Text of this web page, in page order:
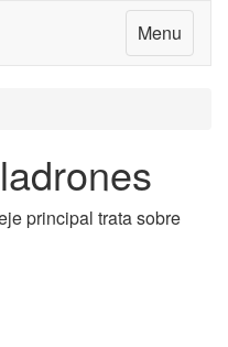
Menu
principal trata sobre